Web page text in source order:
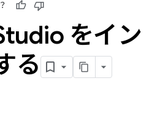
をイン
る